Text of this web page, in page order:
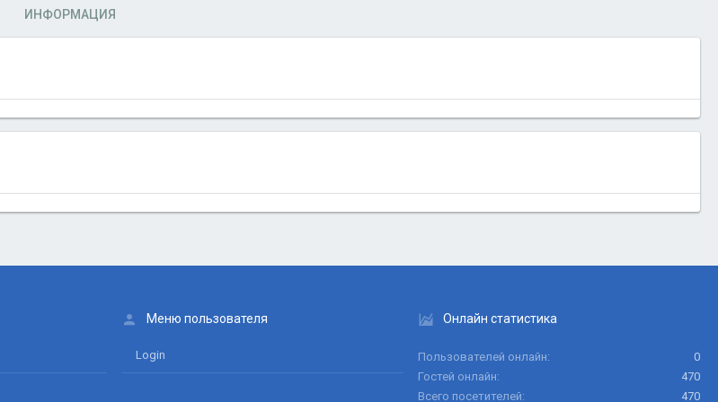
ИНФОРМАЦИЯ
Меню пользователя
Login
Онлайн статистика
Пользователей онлайн
0
Гостей онлайн
470
Всего посетителей
470